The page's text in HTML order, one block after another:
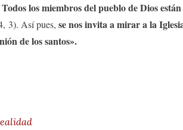
Todos los miembros del pueblo de Dios
3). Así pues, se nos invita a mirar a la
de los santos».